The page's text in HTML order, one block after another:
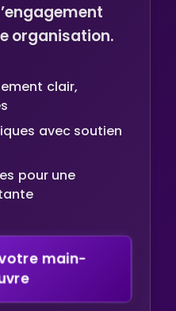
organisation.
clair,
avec soutien
pour une
main-